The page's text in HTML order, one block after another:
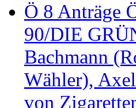
Ö 8 Anträge
90/DIE
Bachmann
Wähler),
von